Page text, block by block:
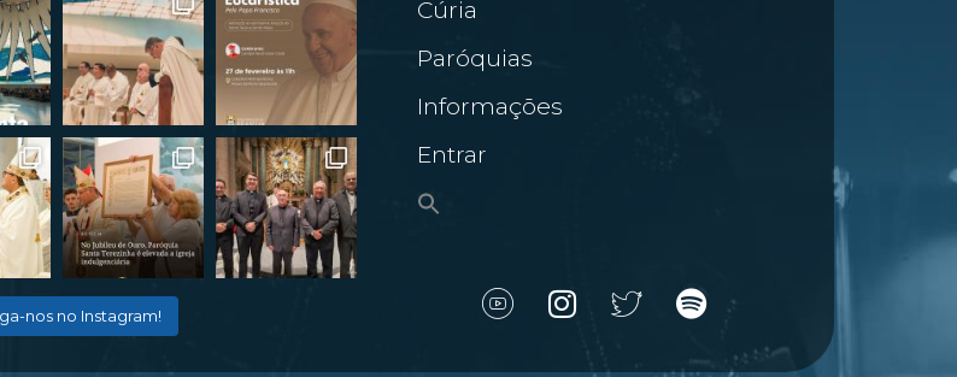
nos no Instagram!
Cúria
Paróquias
Informações
Entrar